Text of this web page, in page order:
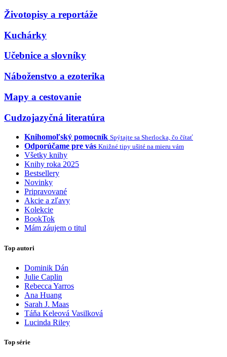
Životopisy a reportáže
Kuchárky
Učebnice a slovníky
Náboženstvo a ezoterika
Mapy a cestovanie
Cudzojazyčná literatúra
Knihomoľský pomocník Spýtajte sa Sherlocka, čo čítať
Odporúčame pre vás Knižné tipy ušité na mieru vám
Všetky knihy
Knihy roka 2025
Bestsellery
Novinky
Pripravované
Akcie a zľavy
Kolekcie
BookTok
Mám záujem o titul
Top autori
Dominik Dán
Julie Caplin
Rebecca Yarros
Ana Huang
Sarah J. Maas
Táňa Keleová Vasilková
Lucinda Riley
Top série